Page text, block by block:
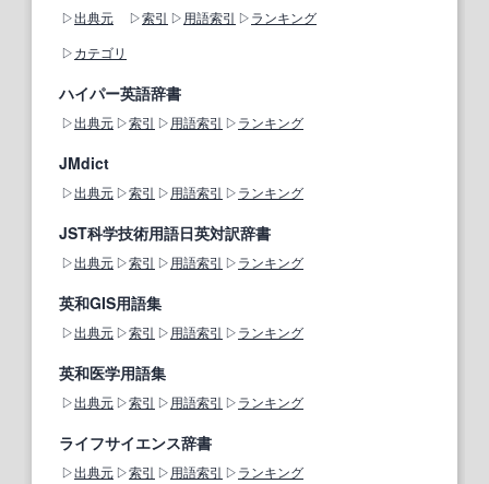
出典元 索引 用語索引
ランキング
カテゴリ
ハイパー英語辞書
出典元 索引 用語索引 ランキング
JMdict
出典元 索引 用語索引 ランキング
JST科学技術用語日英対訳辞書
出典元 索引 用語索引 ランキング
英和GIS用語集
出典元 索引 用語索引 ランキング
英和医学用語集
出典元 索引 用語索引 ランキング
ライフサイエンス辞書
出典元 索引 用語索引 ランキング